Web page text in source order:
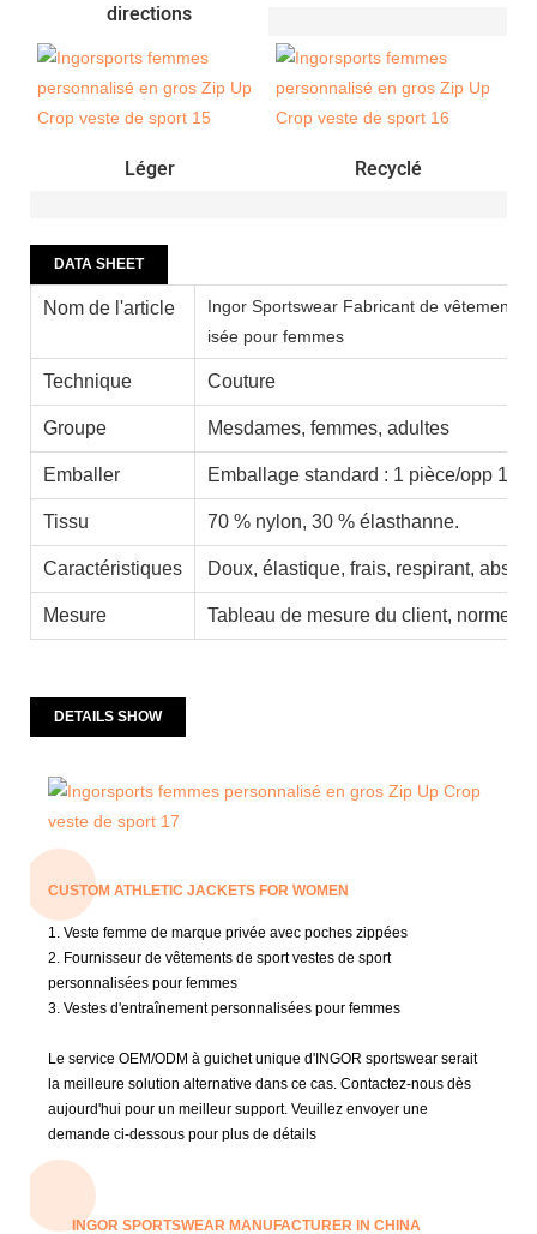
directions
Léger Recyclé
DATA SHEET
Nom de l'article
Ingor Sportswear Fabricant de vêtements
isée pour femmes
Technique Couture
Groupe Mesdames, femmes, adultes
Emballer Emballage standard : 1 pièce/opp 100
Tissu 70 % nylon, 30 % élasthanne.
Caractéristiques Doux, élastique, frais, respirant,
Mesure Tableau de mesure du client, normes
DETAILS SHOW
CUSTOM ATHLETIC JACKETS FOR WOMEN
1. Veste femme de marque privée avec poches zippées
2. Fournisseur de vêtements de sport vestes de sport
personnalisées pour femmes
3. Vestes d'entraînement personnalisées pour femmes
Le service OEM/ODM à guichet unique d'INGOR sportswear serait
la meilleure solution alternative dans ce cas. Contactez-nous dès
aujourd'hui pour un meilleur support. Veuillez envoyer une
demande ci-dessous pour plus de détails
INGOR SPORTSWEAR MANUFACTURER IN CHINA